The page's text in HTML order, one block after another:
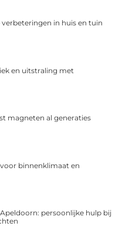
verbeteringen in huis en tuin
en uitstraling met
magneten al generaties
binnenklimaat en
persoonlijke hulp bij